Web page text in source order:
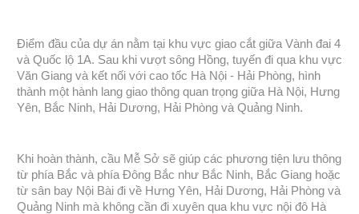
Điểm đầu của dự án nằm tại khu vực giao cắt giữa Vành đai 4
và Quốc lộ 1A. Sau khi vượt sông Hồng, tuyến đi qua khu vực
Văn Giang và kết nối với cao tốc Hà Nội - Hải Phòng, hình
thành một hành lang giao thông quan trọng giữa Hà Nội, Hưng
Yên, Bắc Ninh, Hải Dương, Hải Phòng và Quảng Ninh.
Khi hoàn thành, cầu Mễ Sở sẽ giúp các phương tiện lưu thông
từ phía Bắc và phía Đông Bắc như Bắc Ninh, Bắc Giang hoặc
từ sân bay Nội Bài đi về Hưng Yên, Hải Dương, Hải Phòng và
Quảng Ninh mà không cần đi xuyên qua khu vực nội đô Hà